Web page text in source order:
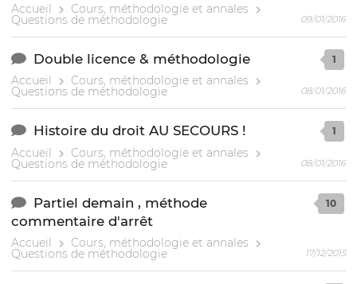
Accueil Cours, méthodologie et annales
Questions de méthodologie 09/01/2016
Double licence & méthodologie
Accueil Cours, méthodologie et annales
Questions de méthodologie
1
08/01/2016
Histoire du droit AU SECOURS !
Accueil Cours, méthodologie et annales
Questions de méthodologie
1
08/01/2016
Partiel demain , méthode
commentaire d'arrêt
Accueil Cours, méthodologie et annales
Questions de méthodologie
10
17/12/2015